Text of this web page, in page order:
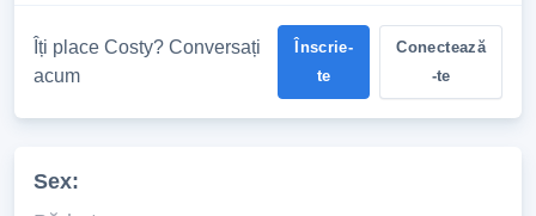
Îți place Costy? Conversați
acum
Înscrie-
te
Conectează
-te
Sex: